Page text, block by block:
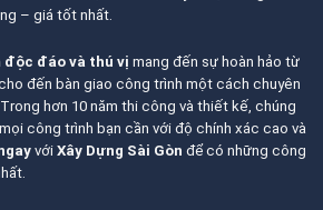
– giá tốt nhất.
đáo và thú vị mang đến sự hoàn hảo từ
đến bàn giao công trình một cách chuyên
hơn 10 năm thi công và thiết kế, chúng
công trình bạn cần với độ chính xác cao và
với Xây Dựng Sài Gòn để có những công